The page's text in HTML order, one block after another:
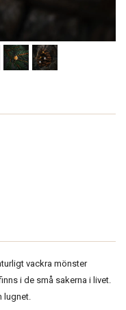
vackra mönster
i de små sakerna i livet.
lugnet.